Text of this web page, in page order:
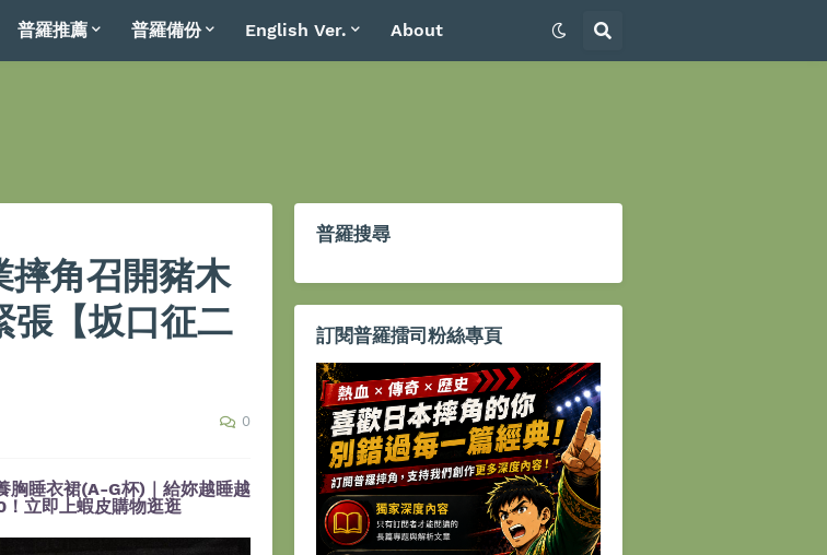
普羅推薦 普羅備份 English Ver. About
角召開豬木
張【坂口征二
0
胸睡衣裙(A-G杯)｜給妳越睡越
立即上蝦皮購物逛逛
普羅搜尋
訂閱普羅擂司粉絲專頁